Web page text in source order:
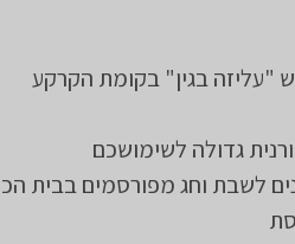
"עליזה בגין" בקומת הקרקע
גדולה לשימושכם
לשבת וחג מפורסמים בבית